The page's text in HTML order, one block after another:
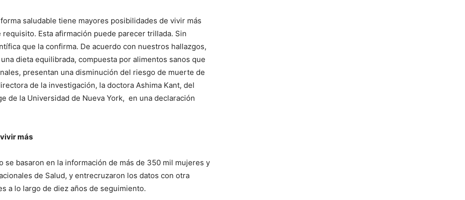
saludable tiene mayores posibilidades de vivir más
Esta afirmación puede parecer trillada. Sin
que la confirma. De acuerdo con nuestros hallazgos,
dieta equilibrada, compuesta por alimentos sanos que
presentan una disminución del riesgo de muerte de
de la investigación, la doctora Ashima Kant, del
de la Universidad de Nueva York, en una declaración
más
se basaron en la información de más de 350 mil mujeres y
de Salud, y entrecruzaron los datos con otra
a lo largo de diez años de seguimiento.